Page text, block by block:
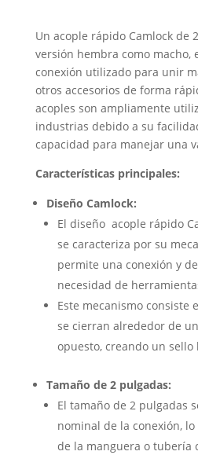
Un acople rápido Camlock de
versión hembra como macho,
conexión utilizado para unir
otros accesorios de forma
acoples son ampliamente
industrias debido a su
capacidad para manejar una
Características principales:
Diseño Camlock:
El diseño acople rápido
se caracteriza por su
permite una conexión y
necesidad de
Este mecanismo consiste
se cierran alrededor de
opuesto, creando un sello
Tamaño de 2 pulgadas:
El tamaño de 2 pulgadas
nominal de la conexión,
de la manguera o tubería